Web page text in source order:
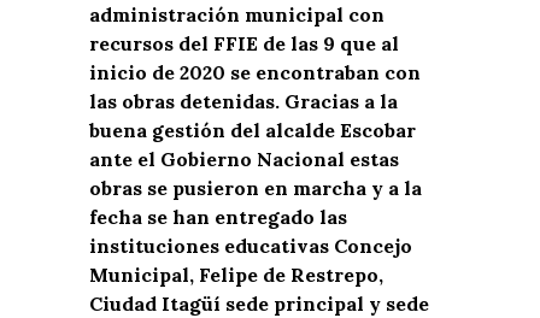
administración municipal con
recursos del FFIE de las 9 que al
inicio de 2020 se encontraban con
las obras detenidas. Gracias a la
buena gestión del alcalde Escobar
ante el Gobierno Nacional estas
obras se pusieron en marcha y a la
fecha se han entregado las
instituciones educativas Concejo
Municipal, Felipe de Restrepo,
Ciudad Itagüí sede principal y sede